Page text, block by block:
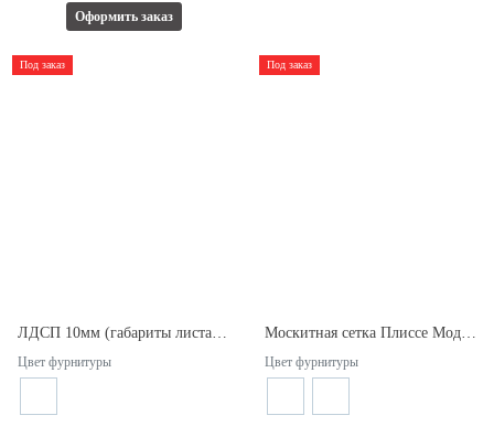
Оформить заказ
Под заказ
ЛДСП 10мм (габариты листа 2800*2070).
Цвет фурнитуры
Под заказ
Москитная сетка Плиссе Модель 1.
Цвет фурнитуры